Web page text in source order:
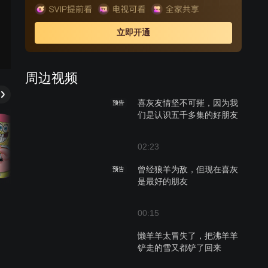
立即开通
周边视频
预告
喜灰友情坚不可摧，因为我
们是认识五千多集的好朋友
02:23
预告
曾经狼羊为敌，但现在喜灰
是最好的朋友
00:15
懒羊羊太冒失了，把沸羊羊
铲走的雪又都铲了回来